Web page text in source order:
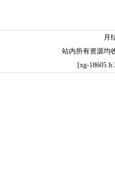
月
站内所有资源均
[xg-18605